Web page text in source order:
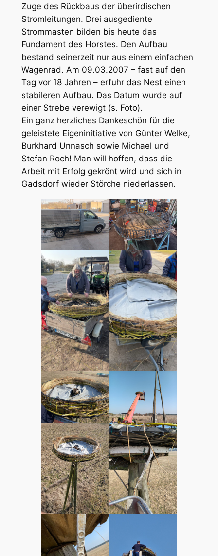
Zuge des Rückbaus der überirdischen
Stromleitungen. Drei ausgediente
Strommasten bilden bis heute das
Fundament des Horstes. Den Aufbau
bestand seinerzeit nur aus einem einfachen
Wagenrad. Am 09.03.2007 – fast auf den
Tag vor 18 Jahren – erfuhr das Nest einen
stabileren Aufbau. Das Datum wurde auf
einer Strebe verewigt (s. Foto).
Ein ganz herzliches Dankeschön für die
geleistete Eigeninitiative von Günter Welke,
Burkhard Unnasch sowie Michael und
Stefan Roch! Man will hoffen, dass die
Arbeit mit Erfolg gekrönt wird und sich in
Gadsdorf wieder Störche niederlassen.